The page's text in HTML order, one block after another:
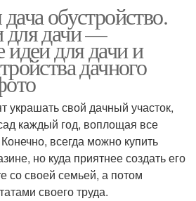
обустройство.
для дачи —
идеи для дачи и
дачного
украшать свой дачный участок,
каждый год, воплощая все
всегда можно купить
но куда приятнее создать его
со своей семьей, а потом
своего труда.